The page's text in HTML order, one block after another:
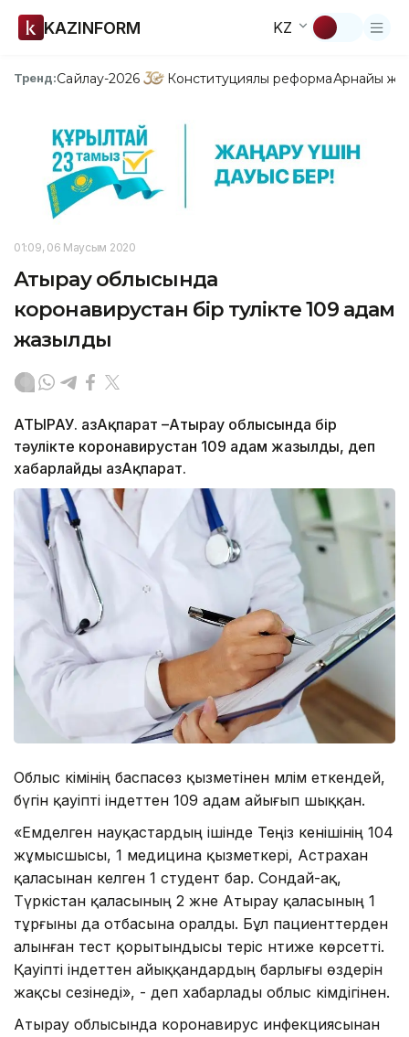
KAZINFORM KZ
Тренд:Сайлау-2026 Конституциялық реформаАрнайы
01:09, 06 Маусым 2020
Атырау облысында
коронавирустан бір тәулікте 109 адам
жазылды
АТЫРАУ. ҚазАқпарат –Атырау облысында бір
тәулікте коронавирустан 109 адам жазылды, деп
хабарлайды ҚазАқпарат.
Облыс әкімінің баспасөз қызметінен мәлім еткендей,
бүгін қауіпті індеттен 109 адам айығып шыққан.
«Емделген науқастардың ішінде Теңіз кенішінің 104
жұмысшысы, 1 медицина қызметкері, Астрахан
қаласынан келген 1 студент бар. Сондай-ақ,
Түркістан қаласының 2 және Атырау қаласының 1
тұрғыны да отбасына оралды. Бұл пациенттерден
алынған тест қорытындысы теріс нәтиже көрсетті.
Қауіпті індеттен айыққандардың барлығы өздерін
жақсы сезінеді», - деп хабарлады облыс әкімдігінен.
Атырау облысында коронавирус инфекциясынан